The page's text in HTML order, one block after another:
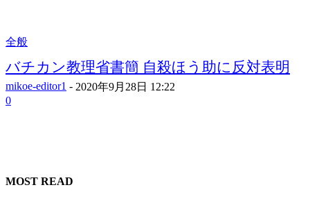
全般
バチカン教理省書簡 自殺ほう助に反対表明
mikoe-editor1 - 2020年9月28日 12:22
0
MOST READ